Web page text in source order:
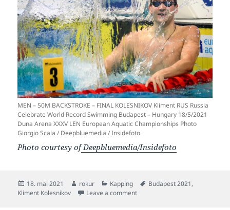
MEN – 50M BACKSTROKE – FINAL KOLESNIKOV Kliment RUS Russia
Celebrate World Record Swimming Budapest – Hungary 18/5/2021
Duna Arena XXXV LEN European Aquatic Championships Photo
Giorgio Scala / Deepbluemedia / Insidefoto
Photo courtesy ofDeepbluemedia/Insidefoto
Posted
on
18. mai 2021 Author
rokur Categories
Kapping Tags
Budapest 2021,
Kliment Kolesnikov
Leave a commenton Kolesnikov 23.80 og nýtt